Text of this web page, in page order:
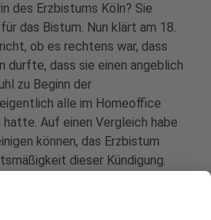
des Erzbistums Köln? Sie
das Bistum. Nun klärt am 18.
ob es rechtens war, dass
durfte, dass sie einen angeblich
zu Beginn der
alle im Homeoffice
Auf einen Vergleich habe
können, das Erzbistum
dieser Kündigung.
ein paar für euch